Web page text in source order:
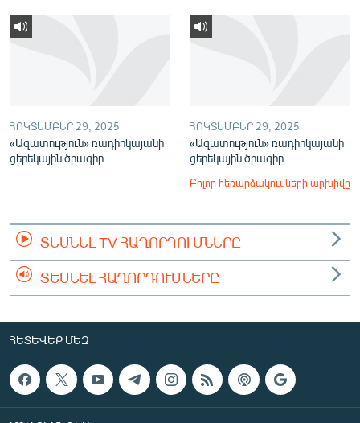
ՀՈԿՏԵՄԲԵՐ 29, 2025
«Ազատություն» ռադիոկայանի
ցերեկային ծրագիր
ՀՈԿՏԵՄԲԵՐ 29, 2025
«Ազատություն» ռադիոկայանի
ցերեկային ծրագիր
Բոլոր հեռարձակումների արխիվը
ՏԵՍՆԵԼ TV ՀԱՂՈՐԴՈՒՄՆԵՐԸ
ՏԵՍՆԵԼ ՀԱՂՈՐԴՈՒՄՆԵՐԸ
ՀԵՏԵՎԵՔ ՄԵԶ